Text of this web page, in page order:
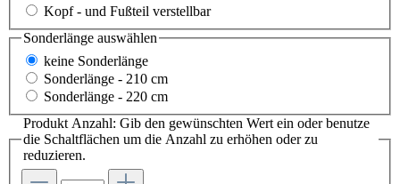
Kopf - und Fußteil verstellbar
Sonderlänge auswählen
keine Sonderlänge
Sonderlänge - 210 cm
Sonderlänge - 220 cm
Produkt Anzahl: Gib den gewünschten Wert ein oder benutze
die Schaltflächen um die Anzahl zu erhöhen oder zu
reduzieren.